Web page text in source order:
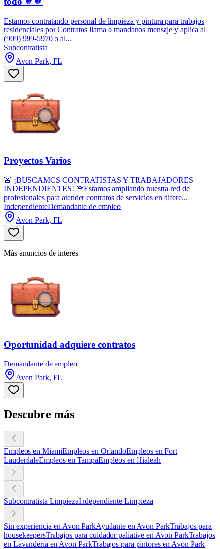
Estamos contratando personal de limpieza y pintura para trabajos
residenciales por Contratos llama o mandanos mensaje y aplica al
(909) 999-5970 o al...
Subcontratista
Avon Park, FL
Proyectos Varios
🚨 ¡BUSCAMOS CONTRATISTAS Y TRABAJADORES
INDEPENDIENTES! 🚨Estamos ampliando nuestra red de
profesionales para atender contratos de servicios en difere...
IndependienteDemandante de empleo
Avon Park, FL
Más anuncios de interés
Oportunidad adquiere contratos
Demandante de empleo
Avon Park, FL
Descubre más
Empleos en MiamiEmpleos en OrlandoEmpleos en Fort
LauderdaleEmpleos en TampaEmpleos en Hialeah
Subcontratista LimpiezaIndependiente Limpieza
Sin experiencia en Avon ParkAyudante en Avon ParkTrabajos para
housekeepersTrabajos para cuidador paliative en Avon ParkTrabajos
en Lavandería en Avon ParkTrabajos para pintores en Avon Park